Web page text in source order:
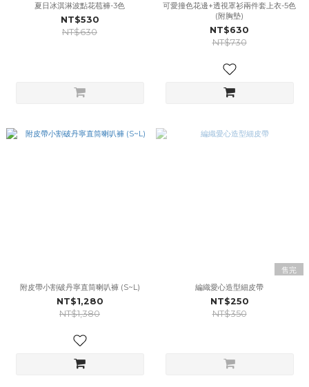
夏日冰淇淋波點花苞褲-3色
NT$530
NT$630
可愛撞色花邊+透視罩衫兩件套上衣-5色
(附胸墊)
NT$630
NT$730
附皮帶小割破丹寧直筒喇叭褲 (S~L)
NT$1,280
NT$1,380
售完
編織愛心造型細皮帶
NT$250
NT$350